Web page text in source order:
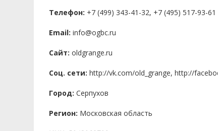
Телефон: +7 (499) 343-41-32, +7 (495) 517-93-61
Email: info@ogbc.ru
Сайт: oldgrange.ru
Соц. сети: http://vk.com/old_grange, http://
Город: Серпухов
Регион: Московская область